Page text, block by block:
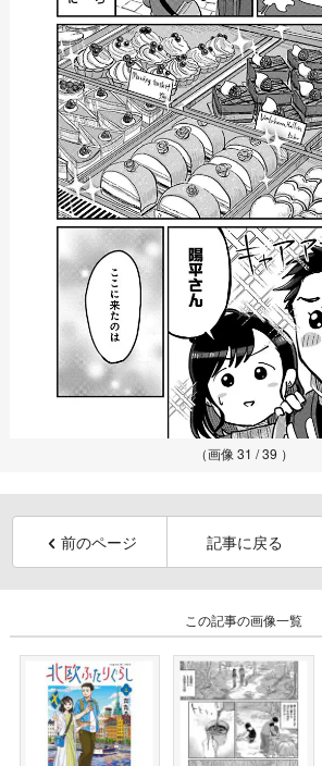
（画像 31 / 39 ）
前のページ 記事に戻る
この記事の画像一覧